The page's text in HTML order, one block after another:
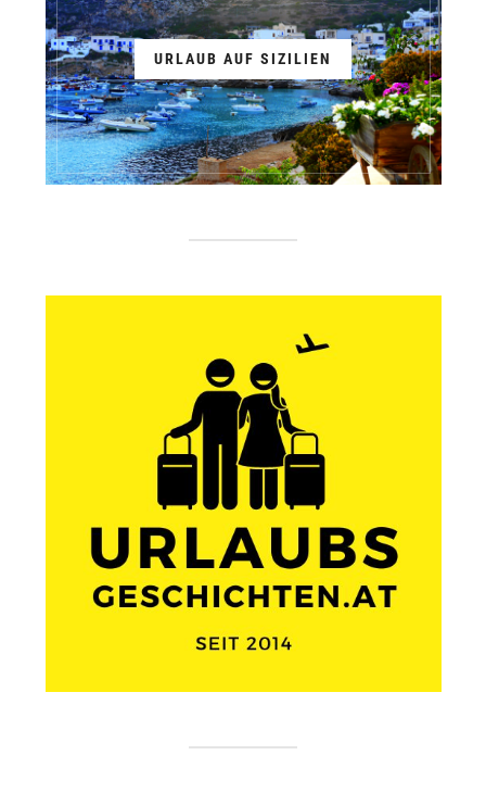
URLAUB AUF SIZILIEN